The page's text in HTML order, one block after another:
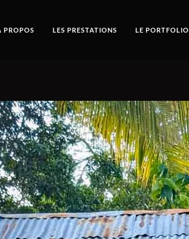
PROPOS LES PRESTATIONS LE PORTFOLIO